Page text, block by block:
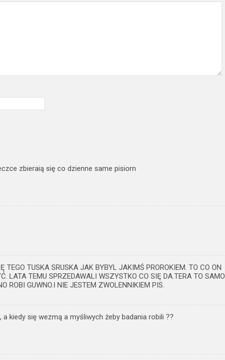
zbieraią się co dzienne same pisiorn
TEGO TUSKA SRUSKA JAK BYBYL JAKIMŚ PROROKIEM. TO CO ON
LATA TEMU SPRZEDAWALI WSZYSTKO CO SIĘ DA.TERA TO SAMO
ROBI GUWNO.I NIE JESTEM ZWOLENNIKIEM PIS.
a kiedy się wezmą a myśliwych żeby badania robili ??